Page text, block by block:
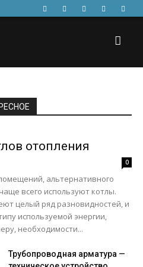
отопления
0
альтернативного
всего используют котлы.
целый ряд разновидностей, и
используемой энергии,
необходимости...
Трубопроводная арматура —